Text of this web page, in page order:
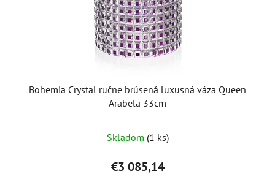
Bohemia Crystal ručne brúsená luxusná váza Queen
Arabela 33cm
Skladom (1 ks)
€3 085,14